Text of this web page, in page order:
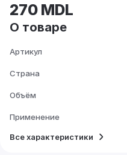
270 MDL
О товаре
Артикул
Страна
Объём
Применение
Все характеристики